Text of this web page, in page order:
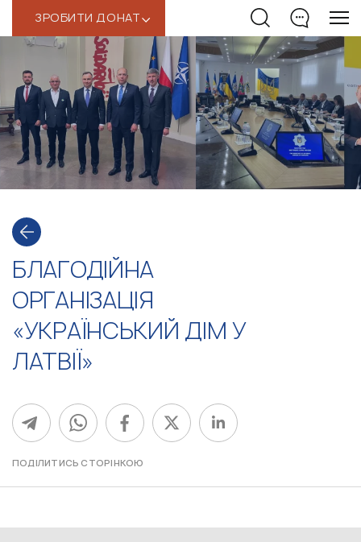
ЗРОБИТИ ДОНАТ‹
БЛАГОДІЙНА
ОРГАНІЗАЦІЯ
«УКРАЇНСЬКИЙ ДІМ У
ЛАТВІЇ»
ПОДІЛИТИСЬ СТОРІНКОЮ